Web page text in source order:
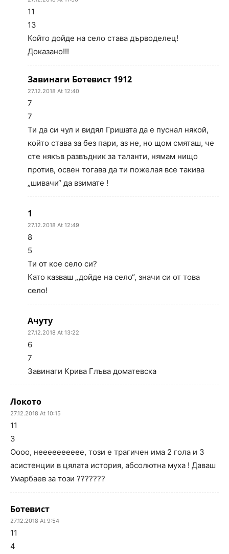
11
13
Който дойде на село става дърводелец!
Доказано!!!
Завинаги Ботевист 1912
27.12.2018 At 12:40
7
7
Ти да си чул и видял Гришата да е пуснал някой,
който става за без пари, аз не, но щом смяташ, че
сте някъв развъдник за таланти, нямам нищо
против, освен тогава да ти пожелая все такива
„шивачи“ да взимате !
1
27.12.2018 At 12:49
8
5
Ти от кое село си?
Като казваш „дойде на село“, значи си от това
село!
Ачуту
27.12.2018 At 13:22
6
7
Завинаги Крива Глъва доматевска
Локото
27.12.2018 At 10:15
11
3
Оооо, нееееееееее, този е трагичен има 2 гола и 3
асистенции в цялата история, абсолютна муха ! Даваш
Умарбаев за този ???????
Ботевист
27.12.2018 At 9:54
11
4